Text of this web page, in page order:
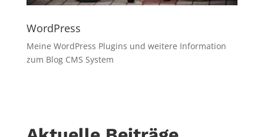
WordPress
Meine WordPress Plugins und weitere Information
zum Blog CMS System